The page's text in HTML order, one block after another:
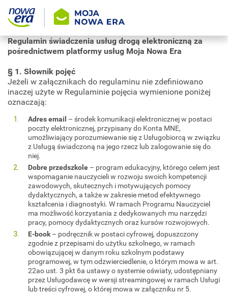
Regulamin świadczenia usług drogą elektroniczną za
pośrednictwem platformy usług Moja Nowa Era
§ 1. Słownik pojęć
Jeżeli w załącznikach do regulaminu nie zdefiniowano
inaczej użyte w Regulaminie pojęcia wymienione poniżej
oznaczają:
Adres email – środek komunikacji elektronicznej w postaci
poczty elektronicznej, przypisany do Konta MNE,
umożliwiający porozumiewanie się z Usługobiorcą w związku
z Usługą świadczoną na jego rzecz lub zalogowanie się do
niej.
Dobre przedszkole – program edukacyjny, którego celem jest
wspomaganie nauczycieli w rozwoju swoich kompetencji
zawodowych, skutecznych i motywujących pomocy
dydaktycznych, a także w zakresie metod efektywnego
kształcenia i diagnostyki. W ramach Programu Nauczyciel
ma możliwość korzystania z dedykowanych mu narzędzi
pracy, pomocy dydaktycznych oraz kursów rozwojowych.
E-book– podręcznik w postaci cyfrowej, dopuszczony
zgodnie z przepisami do użytku szkolnego, w ramach
obowiązującej w danym roku szkolnym podstawy
programowej, w tym odzwierciedlenie, o którym mowa w art.
22ao ust. 3 pkt 6a ustawy o systemie oświaty, udostępniany
przez Usługodawcę w wersji streamingowej w ramach Usługi
lub treści cyfrowej, o której mowa w załączniku nr 5.